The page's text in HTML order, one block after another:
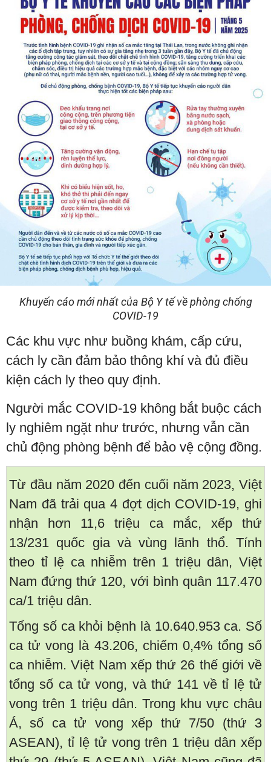
Khuyến cáo mới nhất của Bộ Y tế về phòng chống
COVID-19
Các khu vực như buồng khám, cấp cứu,
cách ly cần đảm bảo thông khí và đủ điều
kiện cách ly theo quy định.
Người mắc COVID-19 không bắt buộc cách
ly nghiêm ngặt như trước, nhưng vẫn cần
chủ động phòng bệnh để bảo vệ cộng đồng.
Từ đầu năm 2020 đến cuối năm 2023, Việt
Nam đã trải qua 4 đợt dịch COVID-19, ghi
nhận hơn 11,6 triệu ca mắc, xếp thứ
13/231 quốc gia và vùng lãnh thổ. Tính
theo tỉ lệ ca nhiễm trên 1 triệu dân, Việt
Nam đứng thứ 120, với bình quân 117.470
ca/1 triệu dân.
Tổng số ca khỏi bệnh là 10.640.953 ca. Số
ca tử vong là 43.206, chiếm 0,4% tổng số
ca nhiễm. Việt Nam xếp thứ 26 thế giới về
tổng số ca tử vong, và thứ 141 về tỉ lệ tử
vong trên 1 triệu dân. Trong khu vực châu
Á, số ca tử vong xếp thứ 7/50 (thứ 3
ASEAN), tỉ lệ tử vong trên 1 triệu dân xếp